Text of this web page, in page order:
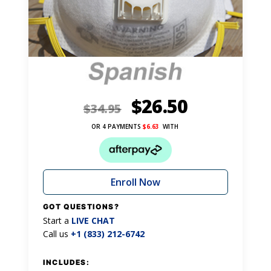
$34.95 $26.50
OR 4 PAYMENTS $6.63 WITH
Enroll Now
GOT QUESTIONS?
Start a LIVE CHAT
Call us +1 (833) 212-6742
INCLUDES: